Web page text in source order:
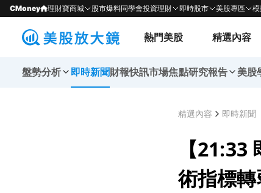
CMoney 理財寶商城 股市爆料同學會投資理財 即時股市 美股專區
熱門美股 精選內容
盤勢分析 即時新聞財報快訊市場焦點研究報告 美股
精選內容 即時新聞
【
術指標